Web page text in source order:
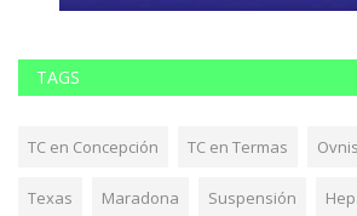
TAGS
TC en Concepción TC en Termas Ovnis
Texas Maradona Suspensión